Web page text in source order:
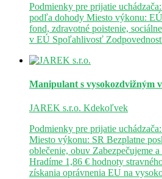
Podmienky pre prijatie
podľa dohody Miesto výkonu:
fond, zdravotné poistenie,
v EÚ Spoľahlivosť
Manipulant s vysokozdvižným
JAREK s.r.o. Kdekoľvek
Podmienky pre prijatie
Miesto výkonu: SR Bezplatne
oblečenie, obuv Zabezpečujeme
Hradíme 1,86 € hodnoty
získania oprávnenia EU na